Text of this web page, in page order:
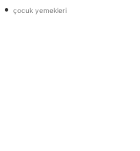
• çocuk yemekleri